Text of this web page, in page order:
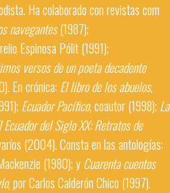
Ha colaborado con revistas com
navegantes(1987);
Espinosa Pólit (1991);
versos de un poeta decadente
En crónica: El libro de los abuelos,
Ecuador Pacífico, coautor (1998); La
Ecuador del Siglo XX: Retratos de
(2004). Consta en las antologías:
(1980); yCuarenta cuentos
, por Carlos Calderón Chico (1997).